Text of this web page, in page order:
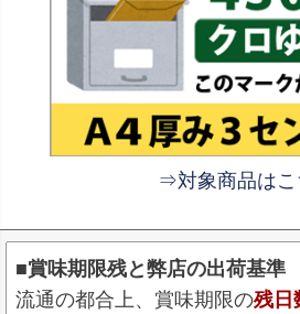
⇒対象商品はこ
■賞味期限残と弊店の出荷基準
流通の都合上、賞味期限の残日